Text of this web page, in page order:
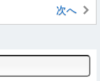
次へ